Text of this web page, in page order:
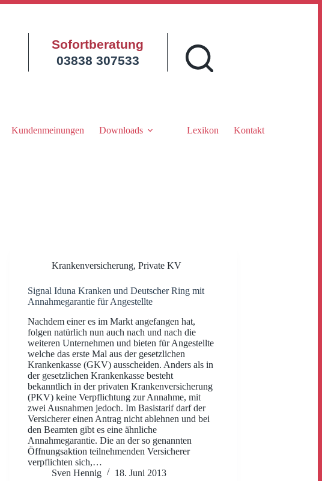
Sofortberatung
03838 307533
Kundenmeinungen Downloads Lexikon Kontakt
Krankenversicherung,Private KV
Signal Iduna Kranken und Deutscher Ring mit
Annahmegarantie für Angestellte
Nachdem einer es im Markt angefangen hat,
folgen natürlich nun auch nach und nach die
weiteren Unternehmen und bieten für Angestellte
welche das erste Mal aus der gesetzlichen
Krankenkasse (GKV) ausscheiden. Anders als in
der gesetzlichen Krankenkasse besteht
bekanntlich in der privaten Krankenversicherung
(PKV) keine Verpflichtung zur Annahme, mit
zwei Ausnahmen jedoch. Im Basistarif darf der
Versicherer einen Antrag nicht ablehnen und bei
den Beamten gibt es eine ähnliche
Annahmegarantie. Die an der so genannten
Öffnungsaktion teilnehmenden Versicherer
verpflichten sich,…
Sven Hennig
18. Juni 2013